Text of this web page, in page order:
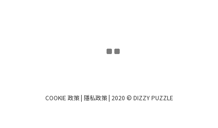
COOKIE 政策| 隱私政策| 2020 © DIZZY PUZZLE